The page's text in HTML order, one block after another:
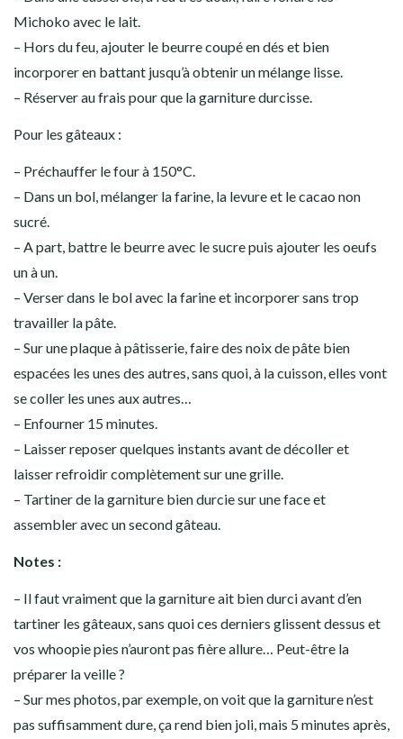
Michoko avec le lait.
– Hors du feu, ajouter le beurre coupé en dés et bien
incorporer en battant jusqu’à obtenir un mélange lisse.
– Réserver au frais pour que la garniture durcisse.
Pour les gâteaux :
– Préchauffer le four à 150°C.
– Dans un bol, mélanger la farine, la levure et le cacao non
sucré.
– A part, battre le beurre avec le sucre puis ajouter les oeufs
un à un.
– Verser dans le bol avec la farine et incorporer sans trop
travailler la pâte.
– Sur une plaque à pâtisserie, faire des noix de pâte bien
espacées les unes des autres, sans quoi, à la cuisson, elles vont
se coller les unes aux autres…
– Enfourner 15 minutes.
– Laisser reposer quelques instants avant de décoller et
laisser refroidir complètement sur une grille.
– Tartiner de la garniture bien durcie sur une face et
assembler avec un second gâteau.
Notes :
– Il faut vraiment que la garniture ait bien durci avant d’en
tartiner les gâteaux, sans quoi ces derniers glissent dessus et
vos whoopie pies n’auront pas fière allure… Peut-être la
préparer la veille ?
– Sur mes photos, par exemple, on voit que la garniture n’est
pas suffisamment dure, ça rend bien joli, mais 5 minutes après,